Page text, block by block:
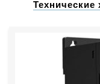
Технические